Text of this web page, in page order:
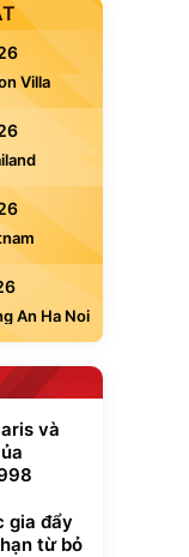
Villa
An Ha Noi
và
gia đẩy
từ bỏ